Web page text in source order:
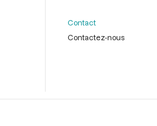
Contact
Contactez-nous